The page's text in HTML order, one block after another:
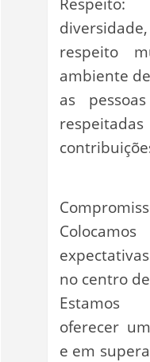
respeito
ambiente
as
no centro
Estamos
oferecer
e em